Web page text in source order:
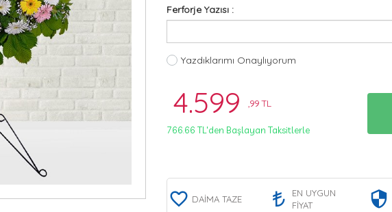
Ferforje Yazısı :
Yazdıklarımı Onaylıyorum
4.599 ,99 TL
766.66 TL'den Başlayan Taksitlerle
DAİMA TAZE
EN UYGUN
FİYAT